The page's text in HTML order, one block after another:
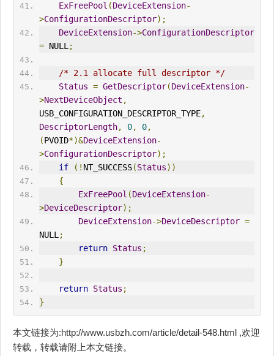
ExFreePool (DeviceExtension-
>ConfigurationDescriptor);
DeviceExtension->ConfigurationDescriptor
= NULL;
/* 2.1 allocate full descriptor */
Status = GetDescriptor(DeviceExtension-
>NextDeviceObject ,
USB_CONFIGURATION_DESCRIPTOR_TYPE,
DescriptorLength, 0, 0,
(PVOID*)&DeviceExtension-
>ConfigurationDescriptor);
if
(! NT_SUCCESS(Status))
{
ExFreePool (DeviceExtension-
>DeviceDescriptor);
DeviceExtension->DeviceDescriptor =
NULL;
return Status ;
}
return Status ;
}
本文链接为:http://www.usbzh.com/article/detail-548.html ,欢迎
转载，转载请附上本文链接。